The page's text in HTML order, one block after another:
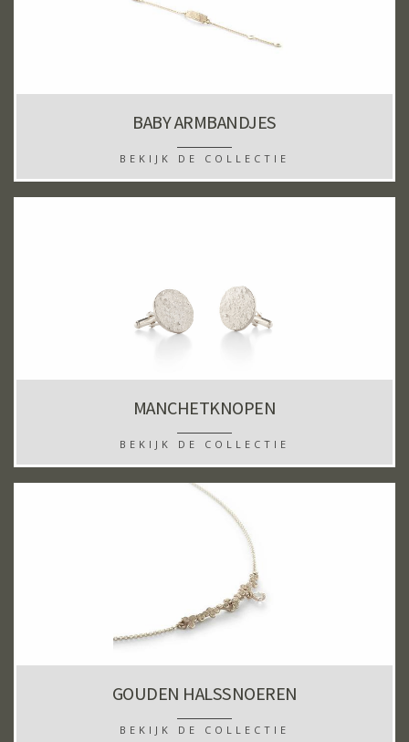
BABY ARMBANDJES
BEKIJK DE COLLECTIE
MANCHETKNOPEN
BEKIJK DE COLLECTIE
GOUDEN HALSSNOEREN
BEKIJK DE COLLECTIE